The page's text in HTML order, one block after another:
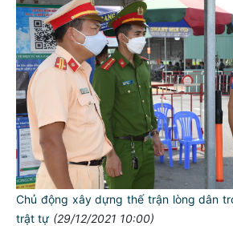
Chủ động xây dựng thế trận lòng dân
trật tự (29/12/2021 10:00)